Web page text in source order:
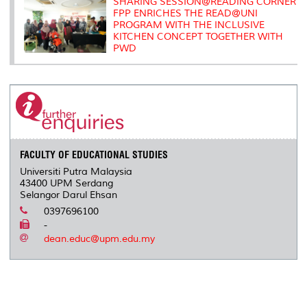
FPP ENRICHES THE READ@UNI
PROGRAM WITH THE INCLUSIVE
KITCHEN CONCEPT TOGETHER WITH
PWD
FACULTY OF EDUCATIONAL STUDIES
Universiti Putra Malaysia
43400 UPM Serdang
Selangor Darul Ehsan
0397696100
-
dean.educ@upm.edu.my